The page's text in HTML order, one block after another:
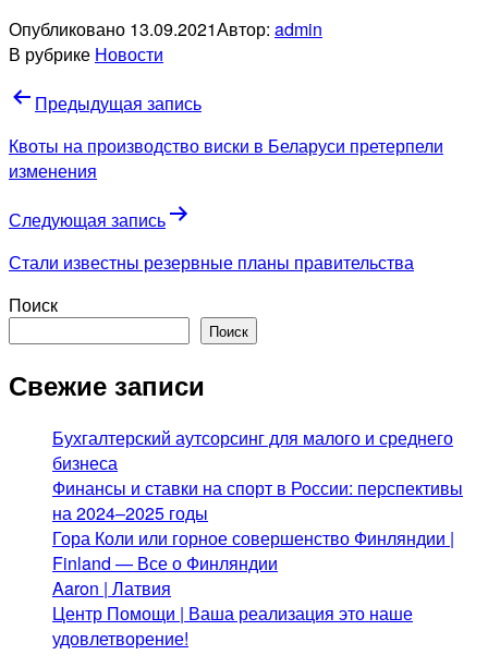
Опубликовано 13.09.2021Автор: admin
В рубрике Новости
Навигация
по
записям
Предыдущая запись
Квоты на производство виски в Беларуси претерпели
изменения
Следующая запись
Стали известны резервные планы правительства
Поиск
Поиск
Свежие записи
Бухгалтерский аутсорсинг для малого и среднего
бизнеса
Финансы и ставки на спорт в России: перспективы
на 2024–2025 годы
Гора Коли или горное совершенство Финляндии |
Finland — Все о Финляндии
Aaron | Латвия
Центр Помощи | Ваша реализация это наше
удовлетворение!